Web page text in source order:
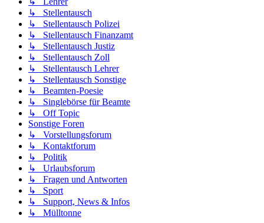
↳ Stellentausch
↳ Stellentausch Polizei
↳ Stellentausch Finanzamt
↳ Stellentausch Justiz
↳ Stellentausch Zoll
↳ Stellentausch Lehrer
↳ Stellentausch Sonstige
↳ Beamten-Poesie
↳ Singlebörse für Beamte
↳ Off Topic
Sonstige Foren
↳ Vorstellungsforum
↳ Kontaktforum
↳ Politik
↳ Urlaubsforum
↳ Fragen und Antworten
↳ Sport
↳ Support, News & Infos
↳ Mülltonne